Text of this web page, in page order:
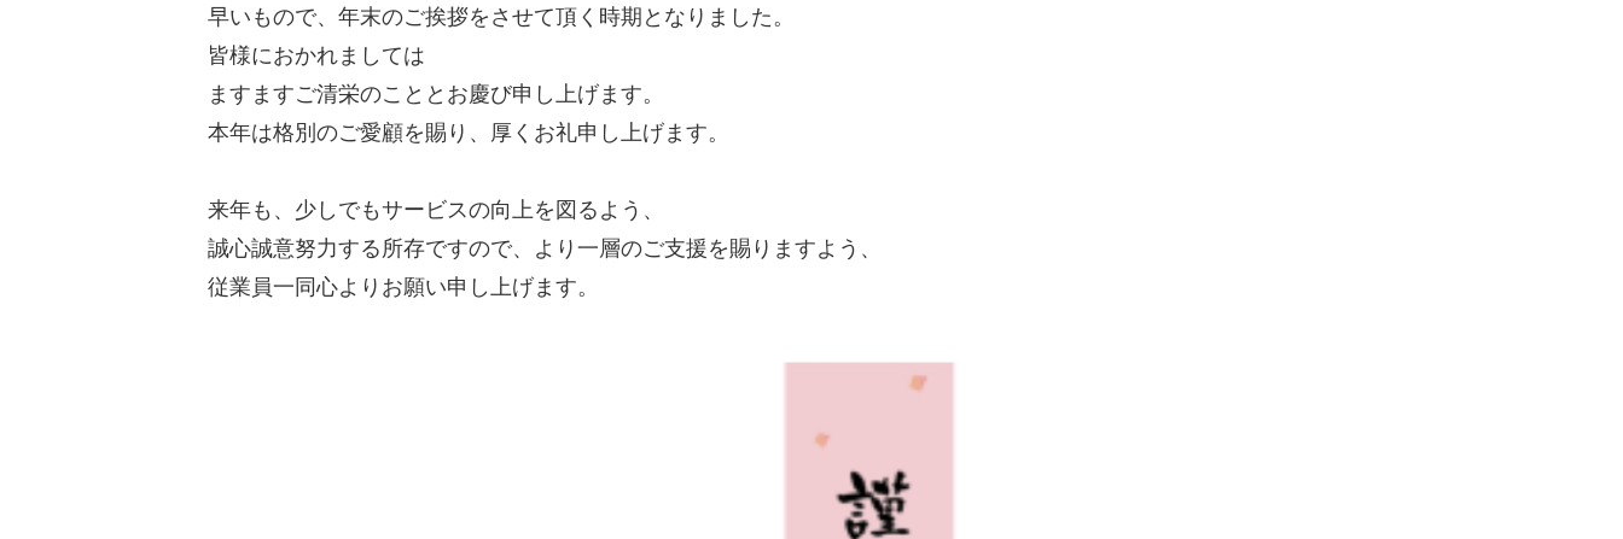
早いもので、年末のご挨拶をさせて頂く時期となりました。
皆様におかれましては
ますますご清栄のこととお慶び申し上げます。
本年は格別のご愛顧を賜り、厚くお礼申し上げます。
来年も、少しでもサービスの向上を図るよう、
誠心誠意努力する所存ですので、より一層のご支援を賜りますよう、
従業員一同心よりお願い申し上げます。